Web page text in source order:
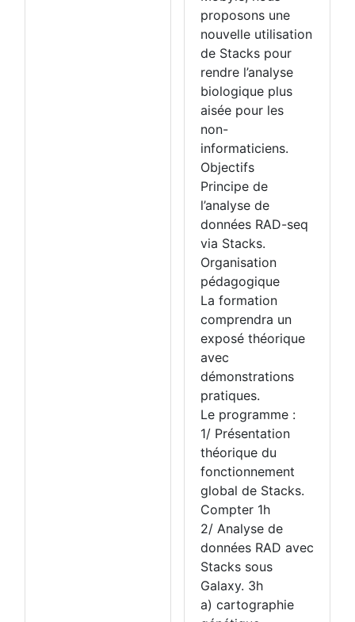
proposons une
nouvelle utilisation
de Stacks pour
rendre l’analyse
biologique plus
aisée pour les
non-
informaticiens.
Objectifs
Principe de
l’analyse de
données RAD-seq
via Stacks.
Organisation
pédagogique
La formation
comprendra un
exposé théorique
avec
démonstrations
pratiques.
Le programme :
1/ Présentation
théorique du
fonctionnement
global de Stacks.
Compter 1h
2/ Analyse de
données RAD avec
Stacks sous
Galaxy. 3h
a) cartographie